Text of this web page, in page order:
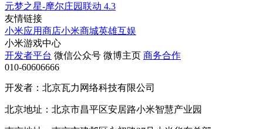
元梦之星-摩尔庄园联动 4.3
友情链接
小米应用商店小米商城英雄互娱
小米游戏中心
开发者平台 微信公众号 微博主页 商务合作
010-60606666
开发者：北京瓦力网络科技有限公司
北京地址：北京市昌平区安居路小米智慧产业园